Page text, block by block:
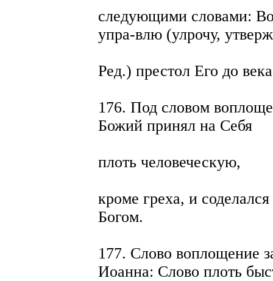
следующими словами:
упра-влю (улрочу,
Ред.) престол Его до
176. Под словом
Божий принял на Себя
плоть человеческую,
кроме греха, и
Богом.
177. Слово воплощение
Иоанна: Слово плоть